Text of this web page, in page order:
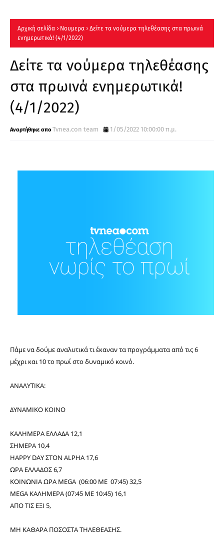
Αρχική σελίδα Νουμερα
Δείτε τα νούμερα τηλεθέασης στα πρωινά
ενημερωτικά! (4/1/2022)
Δείτε τα νούμερα τηλεθέασης
στα πρωινά ενημερωτικά!
(4/1/2022)
Tvnea.con team 1/05/2022 10:00:00 π.μ.
Πάμε να δούμε αναλυτικά τι έκαναν τα προγράμματα από τις 6
μέχρι και 10 το πρωί στο δυναμικό κοινό.
ΑΝΑΛΥΤΙΚΑ:
ΔΥΝΑΜΙΚΟ ΚΟΙΝΟ
ΚΑΛΗΜΕΡΑ ΕΛΛΑΔΑ 12,1
ΣΗΜΕΡΑ 10,4
HAPPY DAY ΣΤΟΝ ALPHA 17,6
ΩΡΑ ΕΛΛΑΔΟΣ 6,7
ΚΟΙΝΩΝΙΑ ΩΡΑ MEGA (06:00 ΜΕ 07:45) 32,5
MEGA ΚΑΛΗΜΕΡΑ(07:45 ΜΕ 10:45) 16,1
ΑΠΟ ΤΙΣ ΕΞΙ 5,
ΜΗ ΚΑΘΑΡΑ ΠΟΣΟΣΤΑ ΤΗΛΕΘΕΑΣΗΣ.